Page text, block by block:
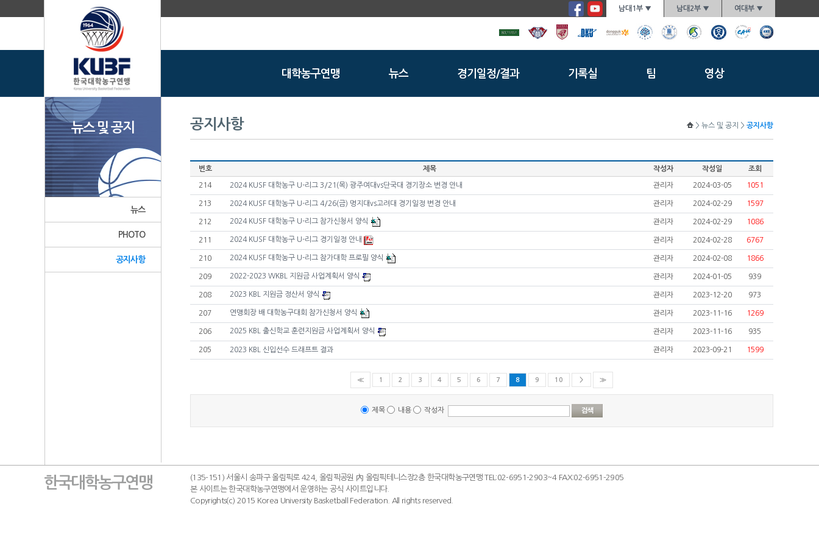
남대1부 ▼ 남대2부 ▼ 여대부 ▼
대학농구연맹 뉴스 경기일정/결과 기록실 팀 영상
뉴스 및 공지
뉴스
PHOTO
공지사항
공지사항 > 뉴스 및 공지 > 공지사항
번호 제목 작성자 작성일 조회
214 2024 KUSF 대학농구 U-리그 3/21(목) 광주여대vs단국대 경기장소 변경 안내 관리자 2024-03-05 1051
213 2024 KUSF 대학농구 U-리그 4/26(금) 명지대vs고려대 경기일정 변경 안내 관리자 2024-02-29 1597
212 2024 KUSF 대학농구 U-리그 참가신청서 양식 관리자 2024-02-29 1086
211 2024 KUSF 대학농구 U-리그 경기일정 안내 관리자 2024-02-28 6767
210 2024 KUSF 대학농구 U-리그 참가대학 프로필 양식 관리자 2024-02-08 1866
209 2022-2023 WKBL 지원금 사업계획서 양식 관리자 2024-01-05 939
208 2023 KBL 지원금 정산서 양식 관리자 2023-12-20 973
207 연맹회장 배 대학농구대회 참가신청서 양식 관리자 2023-11-16 1269
206 2025 KBL 출신학교 훈련지원금 사업계획서 양식 관리자 2023-11-16 935
205 2023 KBL 신입선수 드래프트 결과 관리자 2023-09-21 1599
≪ 1 2 3 4 5 6 7 8 9 10 ＞ ≫
제목 내용 작성자
한국대학농구연맹
(135-151) 서울시 송파구 올림픽로 424, 올림픽공원 內 올림픽테니스장2층 한국대학농구연맹 TEL:02-6951-2903~4 FAX:02-6951-2905
본 사이트는 한국대학농구연맹에서 운영하는 공식 사이트입니다.
Copyrights(c) 2015 Korea University Basketball Federation. All rights reserved.